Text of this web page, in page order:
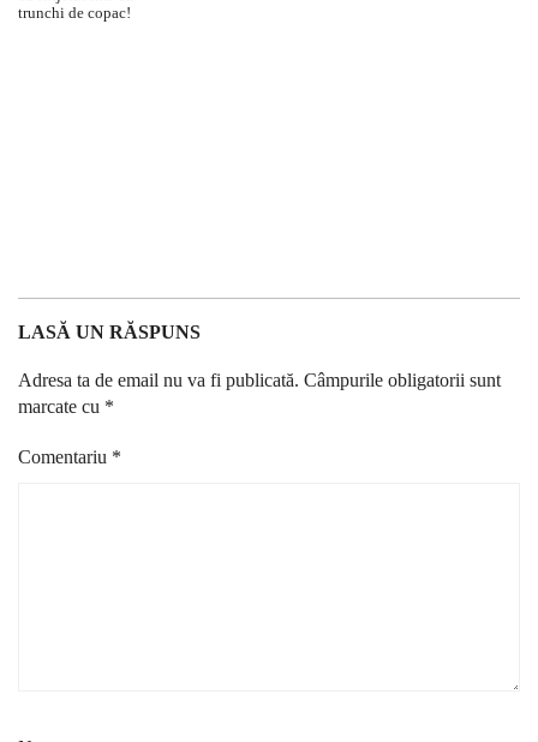
LASĂ UN RĂSPUNS
Adresa ta de email nu va fi publicată. Câmpurile obligatorii sunt
marcate cu *
Comentariu *